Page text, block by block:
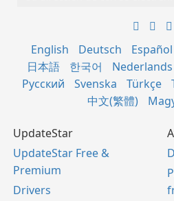
English Deutsch Español
日本語
한국어 Nederlands
Русский
Svenska Türkçe
中文(繁體)
UpdateStar
UpdateStar Free &
Premium
Drivers